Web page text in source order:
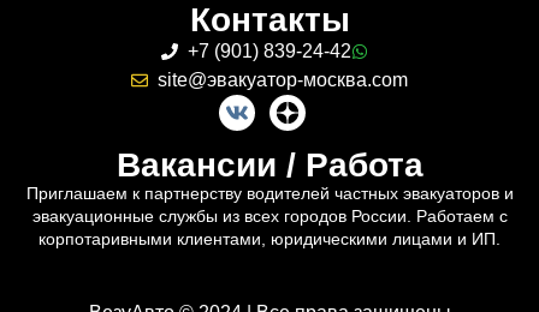
Контакты
+7 (901) 839-24-42
site@эвакуатор-москва.com
Вакансии / Работа
Приглашаем к партнерству водителей частных эвакуаторов и
эвакуационные службы из всех городов России. Работаем с
корпотаривными клиентами, юридическими лицами и ИП.